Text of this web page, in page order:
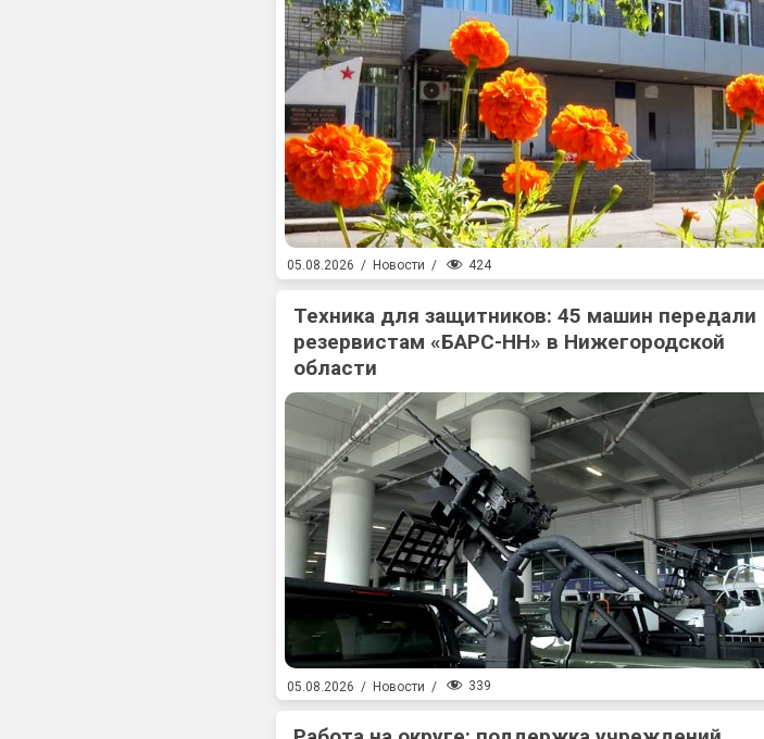
05.08.2026 / Новости / 424
Техника для защитников: 45 машин передали
резервистам «БАРС-НН» в Нижегородской
области
05.08.2026 / Новости / 339